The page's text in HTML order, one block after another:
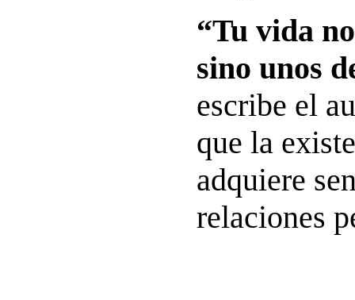
“Tu vida
sino unos
escribe el
que la
adquiere
relaciones